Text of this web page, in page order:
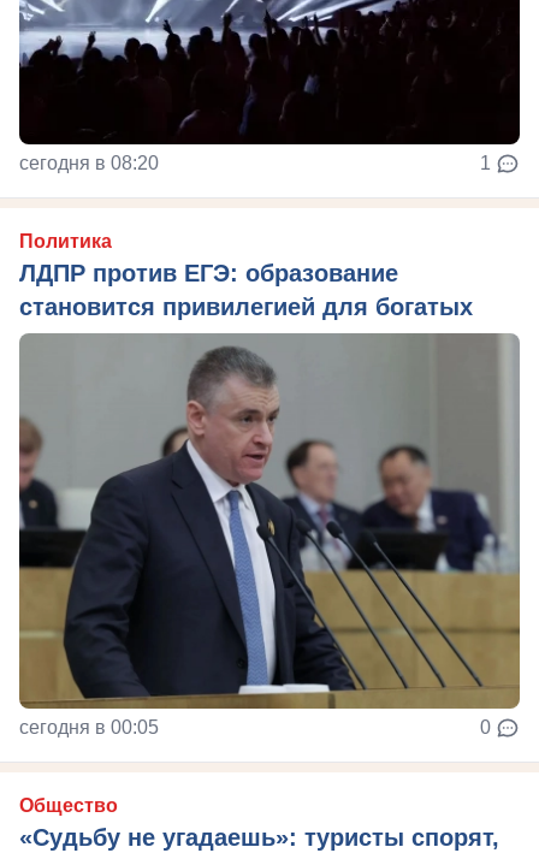
сегодня в 08:20 1
Политика
ЛДПР против ЕГЭ: образование
становится привилегией для богатых
сегодня в 00:05 0
Общество
«Судьбу не угадаешь»: туристы спорят,